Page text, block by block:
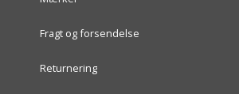
Fragt og forsendelse
Returnering